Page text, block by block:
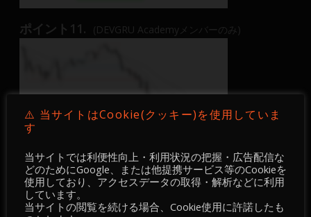
ポイント11. (DEVGRU Academyメンバーのみ)
ポイント12.(DEVGRU Academyメンバーのみ)
⚠️ 当サイトはCookie(クッキー)を使用していま
す
当サイトでは利便性向上・利用状況の把握・広告配信な
どのためにGoogle、または他提携サービス等のCookieを
使用しており、アクセスデータの取得・解析などに利用
しています。
当サイトの閲覧を続ける場合、Cookie使用に許諾したも